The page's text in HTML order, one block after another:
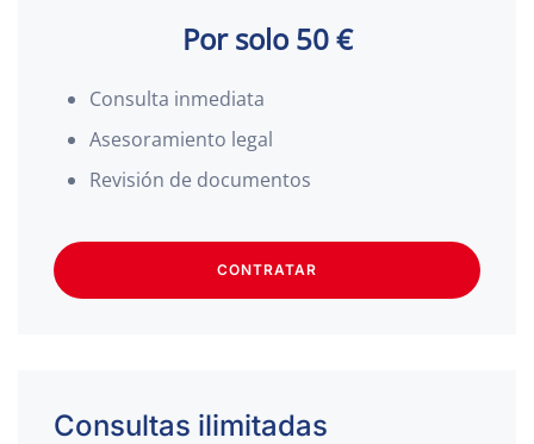
Por solo 50 €
Consulta inmediata
Asesoramiento legal
Revisión de documentos
CONTRATAR
Consultas ilimitadas